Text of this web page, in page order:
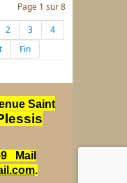
Page 1 sur 8
2 3
4
Fin
Saint
Mail
.